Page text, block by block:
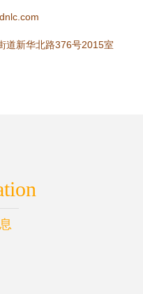
道新华北路376号2015室